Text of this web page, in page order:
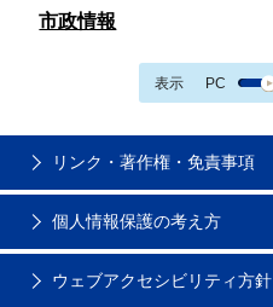
市政情報
表示 PC
リンク・著作権・免責事項
個人情報保護の考え方
ウェブアクセシビリティ方針